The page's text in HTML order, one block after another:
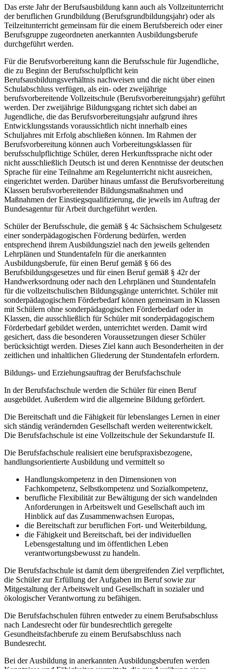
Das erste Jahr der Berufsausbildung kann auch als Vollzeitunterricht
der beruflichen Grundbildung (Berufsgrundbildungsjahr) oder als
Teilzeitunterricht gemeinsam für die einem Berufsbereich oder einer
Berufsgruppe zugeordneten anerkannten Ausbildungsberufe
durchgeführt werden.
Für die Berufsvorbereitung kann die Berufsschule für Jugendliche,
die zu Beginn der Berufsschulpflicht kein
Berufsausbildungsverhältnis nachweisen und die nicht über einen
Schulabschluss verfügen, als ein- oder zweijährige
berufsvorbereitende Vollzeitschule (Berufsvorbereitungsjahr) geführt
werden. Der zweijährige Bildungsgang richtet sich dabei an
Jugendliche, die das Berufsvorbereitungsjahr aufgrund ihres
Entwicklungsstands voraussichtlich nicht innerhalb eines
Schuljahres mit Erfolg abschließen können. Im Rahmen der
Berufsvorbereitung können auch Vorbereitungsklassen für
berufsschulpflichtige Schüler, deren Herkunftssprache nicht oder
nicht ausschließlich Deutsch ist und deren Kenntnisse der deutschen
Sprache für eine Teilnahme am Regelunterricht nicht ausreichen,
eingerichtet werden. Darüber hinaus umfasst die Berufsvorbereitung
Klassen berufsvorbereitender Bildungsmaßnahmen und
Maßnahmen der Einstiegsqualifizierung, die jeweils im Auftrag der
Bundesagentur für Arbeit durchgeführt werden.
Schüler der Berufsschule, die gemäß § 4c Sächsischem Schulgesetz
einer sonderpädagogischen Förderung bedürfen, werden
entsprechend ihrem Ausbildungsziel nach den jeweils geltenden
Lehrplänen und Stundentafeln für die anerkannten
Ausbildungsberufe, für einen Beruf gemäß § 66 des
Berufsbildungsgesetzes und für einen Beruf gemäß § 42r der
Handwerksordnung oder nach den Lehrplänen und Stundentafeln
für die vollzeitschulischen Bildungsgänge unterrichtet. Schüler mit
sonderpädagogischem Förderbedarf können gemeinsam in Klassen
mit Schülern ohne sonderpädagogischen Förderbedarf oder in
Klassen, die ausschließlich für Schüler mit sonderpädagogischem
Förderbedarf gebildet werden, unterrichtet werden. Damit wird
gesichert, dass die besonderen Voraussetzungen dieser Schüler
berücksichtigt werden. Dieses Ziel kann auch Besonderheiten in der
zeitlichen und inhaltlichen Gliederung der Stundentafeln erfordern.
Bildungs- und Erziehungsauftrag der Berufsfachschule
In der Berufsfachschule werden die Schüler für einen Beruf
ausgebildet. Außerdem wird die allgemeine Bildung gefördert.
Die Bereitschaft und die Fähigkeit für lebenslanges Lernen in einer
sich ständig verändernden Gesellschaft werden weiterentwickelt.
Die Berufsfachschule ist eine Vollzeitschule der Sekundarstufe II.
Die Berufsfachschule realisiert eine berufspraxisbezogene,
handlungsorientierte Ausbildung und vermittelt so
Handlungskompetenz in den Dimensionen von
Fachkompetenz, Selbstkompetenz und Sozialkompetenz,
berufliche Flexibilität zur Bewältigung der sich wandelnden
Anforderungen in Arbeitswelt und Gesellschaft auch im
Hinblick auf das Zusammenwachsen Europas,
die Bereitschaft zur beruflichen Fort- und Weiterbildung,
die Fähigkeit und Bereitschaft, bei der individuellen
Lebensgestaltung und im öffentlichen Leben
verantwortungsbewusst zu handeln.
Die Berufsfachschule ist damit dem übergreifenden Ziel verpflichtet,
die Schüler zur Erfüllung der Aufgaben im Beruf sowie zur
Mitgestaltung der Arbeitswelt und Gesellschaft in sozialer und
ökologischer Verantwortung zu befähigen.
Die Berufsfachschulen führen entweder zu einem Berufsabschluss
nach Landesrecht oder für bundesrechtlich geregelte
Gesundheitsfachberufe zu einem Berufsabschluss nach
Bundesrecht.
Bei der Ausbildung in anerkannten Ausbildungsberufen werden